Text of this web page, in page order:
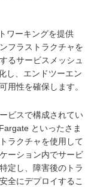
ワーキングを提供
フラストラクチャを
るサービスメッシュ
し、エンドツーエン
用性を確保します。
ビスで構成されてい
といったさま
ラクチャを使用して
ーション内でサービ
定し、障害後のトラ
全にデプロイするこ